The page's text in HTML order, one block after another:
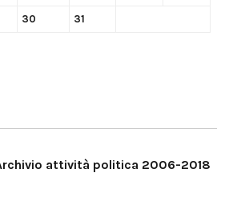
30 31
attività politica 2006-2018